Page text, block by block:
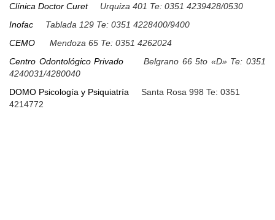
Clínica Doctor CuretUrquiza 401 Te: 0351 4239428/0530
Inofac Tablada 129 Te: 0351 4228400/9400
CEMO Mendoza 65 Te: 0351 4262024
Centro Odontológico Privado
Belgrano 66 5to «D» Te: 0351
4240031/4280040
DOMO Psicología y Psiquiatría Santa Rosa 998 Te: 0351
4214772